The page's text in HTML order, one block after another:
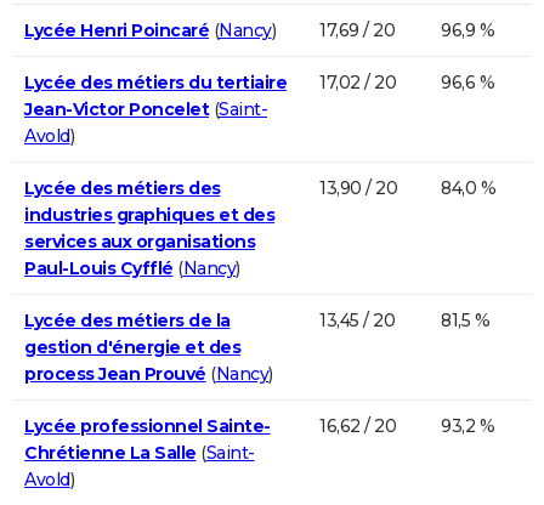
Lycée Henri Poincaré (Nancy) 17,69 / 20 96,9 %
Lycée des métiers du tertiaire
Jean-Victor Poncelet(Saint-
Avold)
17,02 / 20 96,6 %
Lycée des métiers des
industries graphiques et des
services aux organisations
Paul-Louis Cyfflé (Nancy)
13,90 / 20 84,0 %
Lycée des métiers de la
gestion d'énergie et des
process Jean Prouvé (Nancy)
13,45 / 20 81,5 %
Lycée professionnel Sainte-
Chrétienne La Salle (Saint-
Avold)
16,62 / 20 93,2 %